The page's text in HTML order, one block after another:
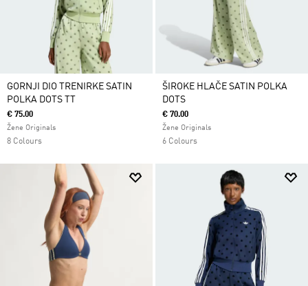
GORNJI DIO TRENIRKE SATIN
POLKA DOTS TT
€ 75.00
Žene Originals
8 Colours
ŠIROKE HLAČE SATIN POLKA
DOTS
€ 70.00
Žene Originals
6 Colours